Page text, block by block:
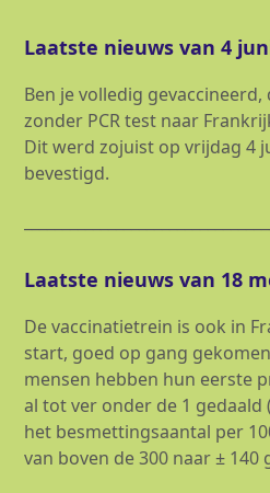
Laatste nieuws van 4
Ben je volledig
zonder PCR test naar
Dit werd zojuist op vrijdag 4
bevestigd.
Laatste nieuws van 18
De vaccinatietrein is ook in
start, goed op gang
mensen hebben hun eerste
al tot ver onder de 1 gedaald
het besmettingsaantal per
van boven de 300 naar ± 140